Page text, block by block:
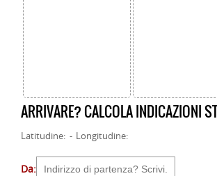
ARRIVARE? CALCOLA INDICAZIONI
Latitudine: - Longitudine:
Da: